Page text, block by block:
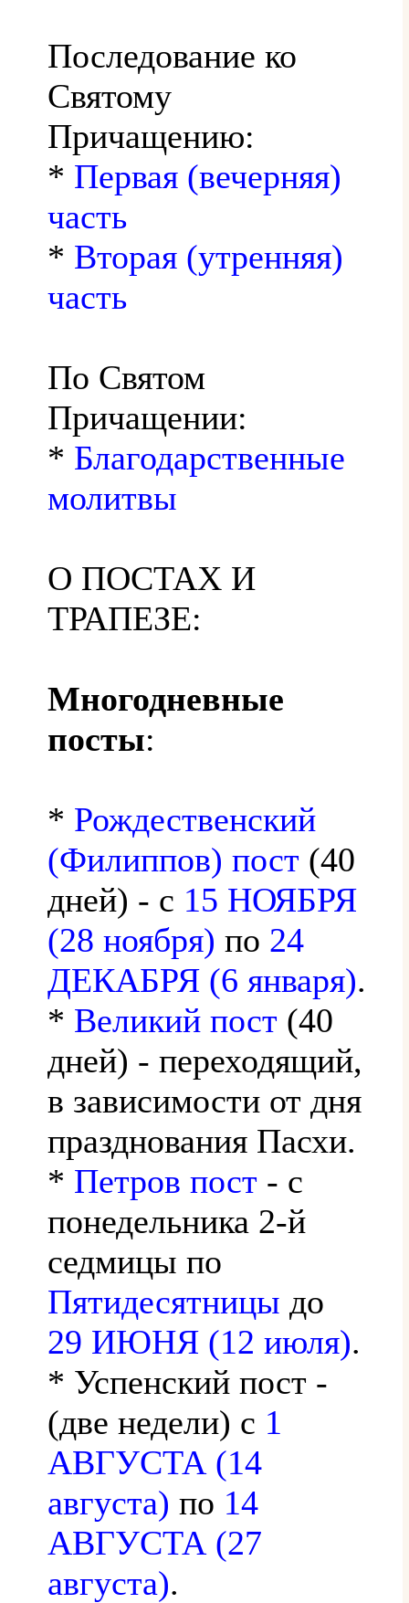
Последование ко
Святому
Причащению:
* Первая (вечерняя)
часть
* Вторая (утренняя)
часть
По Святом
Причащении:
* Благодарственные
молитвы
О ПОСТАХ И
ТРАПЕЗЕ:
Многодневные
посты:
* Рождественский
(Филиппов) пост (40
дней) - с 15 НОЯБРЯ
(28 ноября) по 24
ДЕКАБРЯ (6 января).
* Великий пост (40
дней) - переходящий,
в зависимости от дня
празднования Пасхи.
* Петров пост - с
понедельника 2-й
седмицы по
Пятидесятницы до
29 ИЮНЯ (12 июля).
* Успенский пост -
(две недели) с 1
АВГУСТА (14
августа) по 14
АВГУСТА (27
августа).